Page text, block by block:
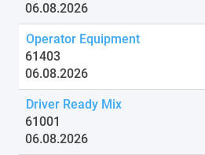
06.08.2026
Operator Equipment
61403
06.08.2026
Driver Ready Mix
61001
06.08.2026